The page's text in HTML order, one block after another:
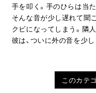
手を叩く。手のひらは当た
そんな音が少し遅れて聞
クビになってしまう。隣
彼は、ついに外の音を少し
このカテ